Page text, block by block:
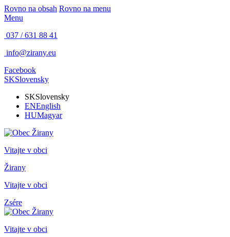
Rovno na obsah Rovno na menu
Menu
037 / 631 88 41
info@zirany.eu
Facebook
SKSlovensky
SKSlovensky
ENEnglish
HUMagyar
Vitajte v obci
Žirany
Vitajte v obci
Zsére
Vitajte v obci